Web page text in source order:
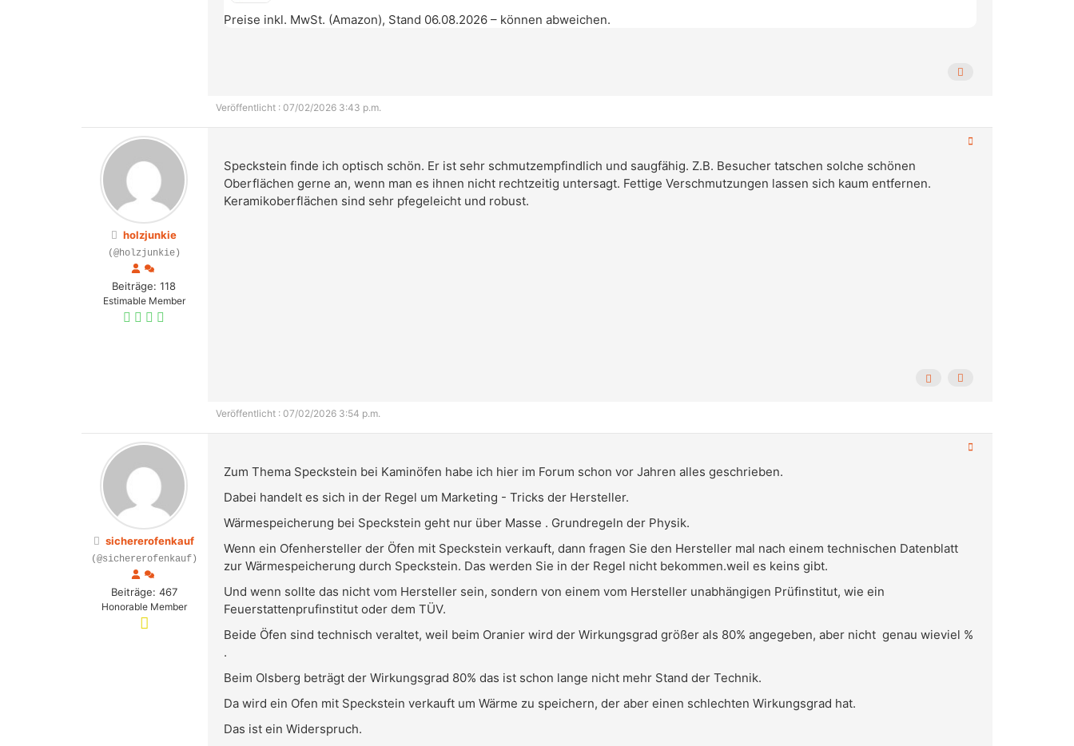
Preise inkl. MwSt. (Amazon), Stand 06.08.2026 – können abweichen.
Veröffentlicht : 07/02/2026 3:43 p.m.
holzjunkie
(@holzjunkie)
Beiträge: 118
Estimable Member
Speckstein finde ich optisch schön. Er ist sehr schmutzempfindlich und saugfähig. Z.B. Besucher tatschen solche schönen
Oberflächen gerne an, wenn man es ihnen nicht rechtzeitig untersagt. Fettige Verschmutzungen lassen sich kaum entfernen.
Keramikoberflächen sind sehr pfegeleicht und robust.
Veröffentlicht : 07/02/2026 3:54 p.m.
sichererofenkauf
(@sichererofenkauf)
Beiträge: 467
Honorable Member
Zum Thema Speckstein bei Kaminöfen habe ich hier im Forum schon vor Jahren alles geschrieben.
Dabei handelt es sich in der Regel um Marketing - Tricks der Hersteller.
Wärmespeicherung bei Speckstein geht nur über Masse . Grundregeln der Physik.
Wenn ein Ofenhersteller der Öfen mit Speckstein verkauft, dann fragen Sie den Hersteller mal nach einem technischen Datenblatt
zur Wärmespeicherung durch Speckstein. Das werden Sie in der Regel nicht bekommen.weil es keins gibt.
Und wenn sollte das nicht vom Hersteller sein, sondern von einem vom Hersteller unabhängigen Prüfinstitut, wie ein
Feuerstattenprufinstitut oder dem TÜV.
Beide Öfen sind technisch veraltet, weil beim Oranier wird der Wirkungsgrad größer als 80% angegeben, aber nicht genau wieviel %
.
Beim Olsberg beträgt der Wirkungsgrad 80% das ist schon lange nicht mehr Stand der Technik.
Da wird ein Ofen mit Speckstein verkauft um Wärme zu speichern, der aber einen schlechten Wirkungsgrad hat.
Das ist ein Widerspruch.